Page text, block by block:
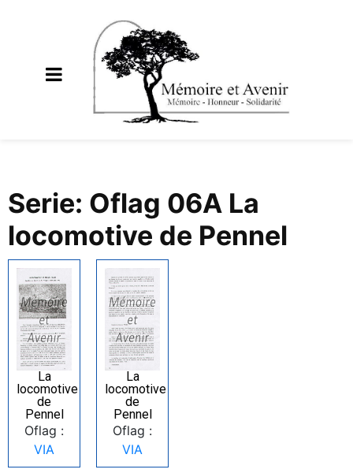
Serie: Oflag 06A La
locomotive de Pennel
La
locomotive
de
Pennel
Oflag :
VIA
La
locomotive
de
Pennel
Oflag :
VIA